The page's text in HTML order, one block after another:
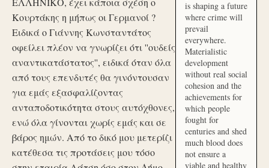
Κουρτάκης η μήπως οι Γερμανοί ?
Ειδικά ο Γιάννης Κωνσταντάτος
οφείλει πλέον να γνωρίζει ότι ''ουδείς
αναντικατάστατος'', ειδικά όταν όλα
από τους επενδυτές θα γινόντουσαν
για εμάς εξασφαλίζοντας
ανταποδοτικότητα στους αυτόχθονες,
ενώ όλα γίνονται χωρίς εμάς και σε
βάρος ημών. Από το δικό μου μετερίζι
κατέθεσα τις προτάσεις μου τόσο
is shaping a future
where crime will
prevail
everywhere.
Materialistic
development
without real social
cohesion and the
achievements for
which people
fought for
centuries and shed
much blood does
not ensure a
viable and healthy